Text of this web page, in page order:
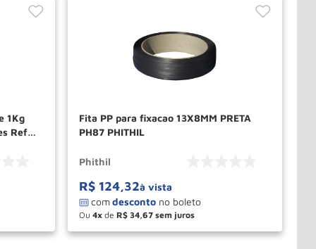
1Kg
Ref
Fita PP para fixacao 13X8MM PRETA
PH87 PHITHIL
Phithil
R$ 124,32à vista
Ou 4 de R$ 34, 67
＋
－ COMPRAR